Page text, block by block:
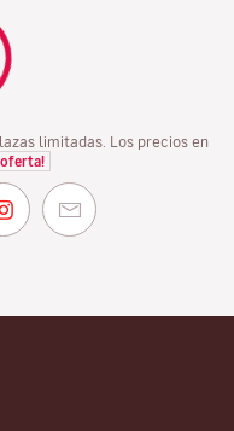
limitadas. Los precios en